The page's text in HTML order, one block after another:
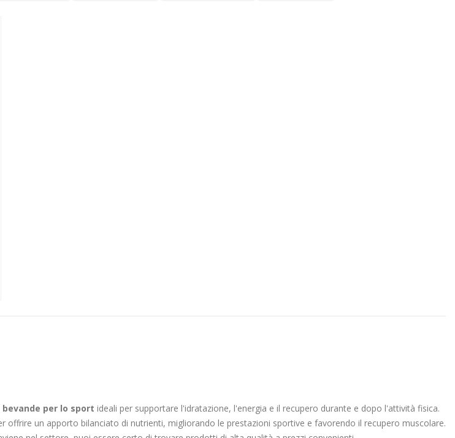
bevande per lo sport ideali per supportare l'idratazione, l'energia e il recupero durante e dopo l'attività fisica.
offrire un apporto bilanciato di nutrienti, migliorando le prestazioni sportive e favorendo il recupero muscolare.